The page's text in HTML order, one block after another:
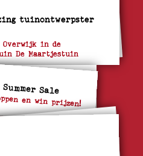
tuinontwerpster
in de
De Maartjestuin
Sale
en win prijzen!